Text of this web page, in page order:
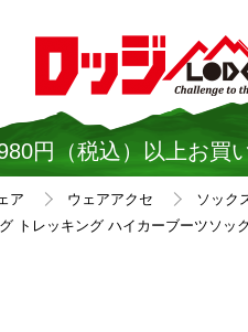
円（税込）以上お買
ア ウェアアクセ
ソック
トレッキング ハイカーブーツソッ